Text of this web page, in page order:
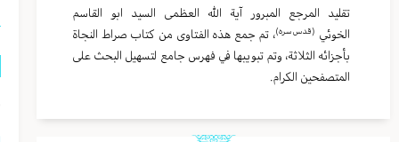
تقليد المرجع المبرور آية الله العظمى السيد ابو القاسم
الخوئي (قدس سره)، تم جمع هذه الفتاوى من كتاب صراط النجاة
بأجزائه الثلاثة، وتم تبويبها في فهرس جامع لتسهيل البحث على
المتصفحين الكرام.